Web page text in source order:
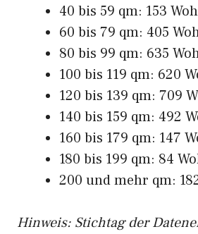
40 bis 59 qm: 153
60 bis 79 qm: 405
80 bis 99 qm: 635
100 bis 119 qm: 620
120 bis 139 qm: 709
140 bis 159 qm: 492
160 bis 179 qm: 147
180 bis 199 qm: 84
200 und mehr qm:
Hinweis: Stichtag der